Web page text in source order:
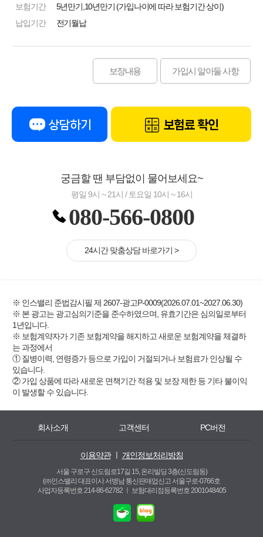
보험기간
5년만기,10년만기 (가입나이에 따라 보험기간 상이)
납입기간
전기월납
보장내용 가입시 알아둘 사항
상담하기 보험료 확인
궁금할 땐 부담없이 물어보세요~
평일 9시 ~ 21시 / 토요일 10시 ~ 16시
080-566-0800
24시간 맞춤상담 바로가기 >
※ 인스밸리 준법감시필 제 2607-광고P-0009(2026.07.01~2027.06.30)
※ 본 광고는 광고심의기준을 준수하였으며, 유효기간은 심의일로부터
1년입니다.
※ 보험계약자가 기존 보험계약을 해지하고 새로운 보험계약을 체결하
는 과정에서
① 질병이력, 연령증가 등으로 가입이 거절되거나 보험료가 인상될 수
있습니다.
② 가입 상품에 따라 새로운 면책기간 적용 및 보장 제한 등 기타 불이익
이 발생할 수 있습니다.
회사소개 고객센터 PC버전
이용약관ㅣ 개인정보처리방침
서울 구로구 신도림로17길 15, 온리빌딩 3층(신도림동)
(㈜인스밸리 대표이사 서병남 통신판매업신고 서울구로-0766호
사업자등록번호 214-86-62782 ㅣ
보험대리점등록번호 2001048405